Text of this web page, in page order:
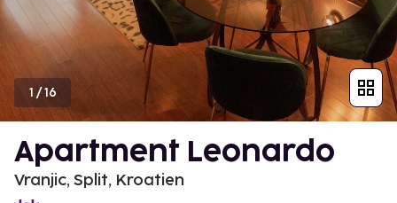
1 /16
Apartment Leonardo
Vranjic, Split, Kroatien